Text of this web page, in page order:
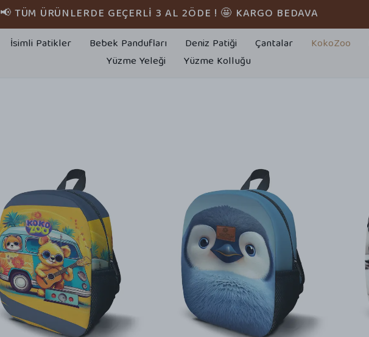
📢 TÜM ÜRÜNLERDE GEÇERLİ 3 AL 2ÖDE ! 🤩 KARGO BEDAVA
İsimli Patikler Bebek Pandufları Deniz Patiği Çantalar KokoZoo
Yüzme Yeleği
Yüzme Kolluğu